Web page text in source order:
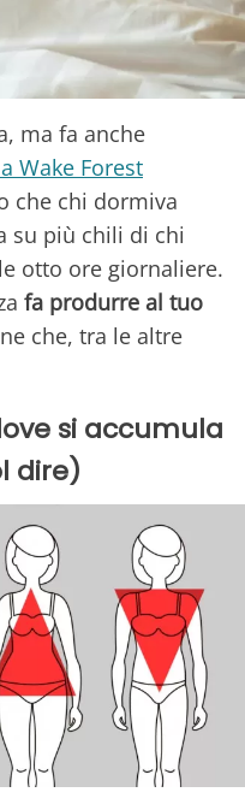
ma fa anche
Wake Forest
che chi dormiva
su più chili di chi
otto ore giornaliere.
fa produrre al tuo
che, tra le altre
si accumula
dire)